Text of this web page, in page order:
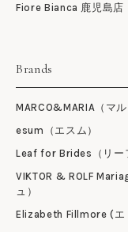
Fiore Bianca 鹿児島店
Brands
MARCO&MARIA（マ
esum（エスム）
Leaf for Brides（リー
VIKTOR & ROLF
ュ）
Elizabeth Fillmore (エ